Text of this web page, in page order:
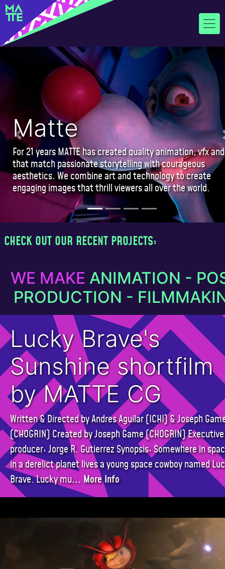
Matte
For 21 years MATTE has created quality animation, vfx
that match passionate storytelling with courageous
aesthetics. We combine art and technology to create
engaging images that thrill viewers all over the world.
Previous slide
CHECK OUT OUR RECENT PROJECTS:
WE MAKE ANIMATION -
PRODUCTION -
Lucky Brave's
Sunshine shortfilm
by MATTE CG
Written & Directed by Andres Aguilar (ICHI) & Joseph
(CHOGRIN) Created by Joseph Game (CHOGRIN) Executive
producer: Jorge R. Gutierrez Synopsis: Somewhere in
in a derelict planet lives a young space cowboy named
Brave. Lucky mu... More Info